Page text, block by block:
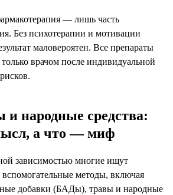
— лишь часть
Без психотерапии и мотивации
маловероятен. Все препараты
врачом после индивидуальной
народные средства:
а что — миф
зависимостью многие ищут
методы, включая
добавки (БАДы), травы и народные